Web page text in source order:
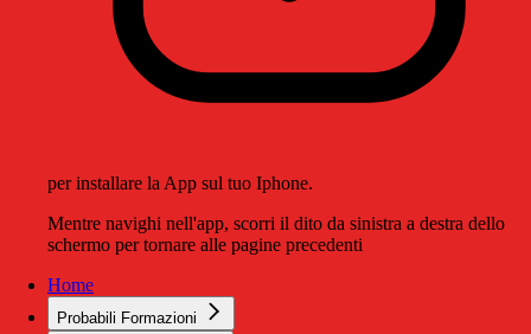
per installare la App sul tuo Iphone.
Mentre navighi nell'app, scorri il dito da sinistra a destra dello
schermo per tornare alle pagine precedenti
Home
Probabili Formazioni